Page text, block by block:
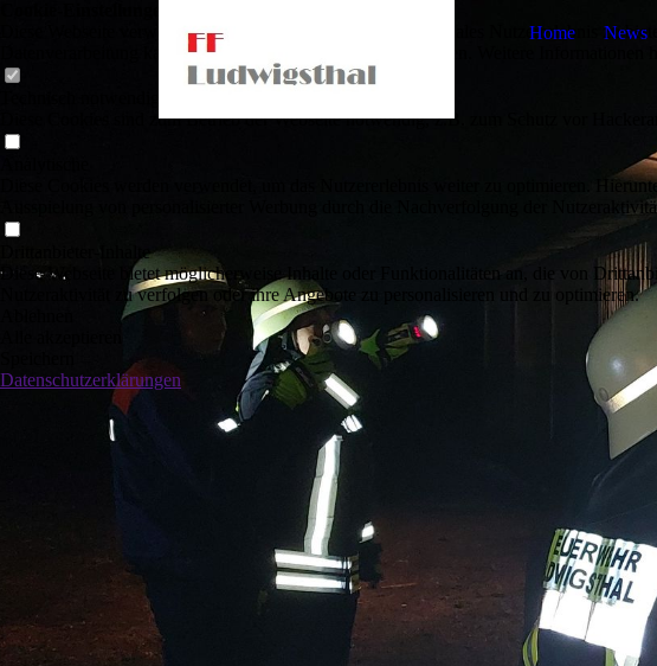
Home News
Diese Webseite verwendet Cookies, um Besuchern ein optimales Nutzererlebnis zu
Datenverarbeitung kann dann auch in einem Drittland erfolgen. Weitere Informationen
Diese Cookies sind zum Betrieb der Webseite notwendig, z.B. zum Schutz vor
Diese Cookies werden verwendet, um das Nutzererlebnis weiter zu optimieren.
Ausspielung von personalisierter Werbung durch die Nachverfolgung der
Drittanbieter-Inhalte
Diese Webseite bietet möglicherweise Inhalte oder Funktionalitäten an, die von
Nutzeraktivität zu verfolgen oder ihre Angebote zu personalisieren und zu optimieren.
Datenschutzerklärungen